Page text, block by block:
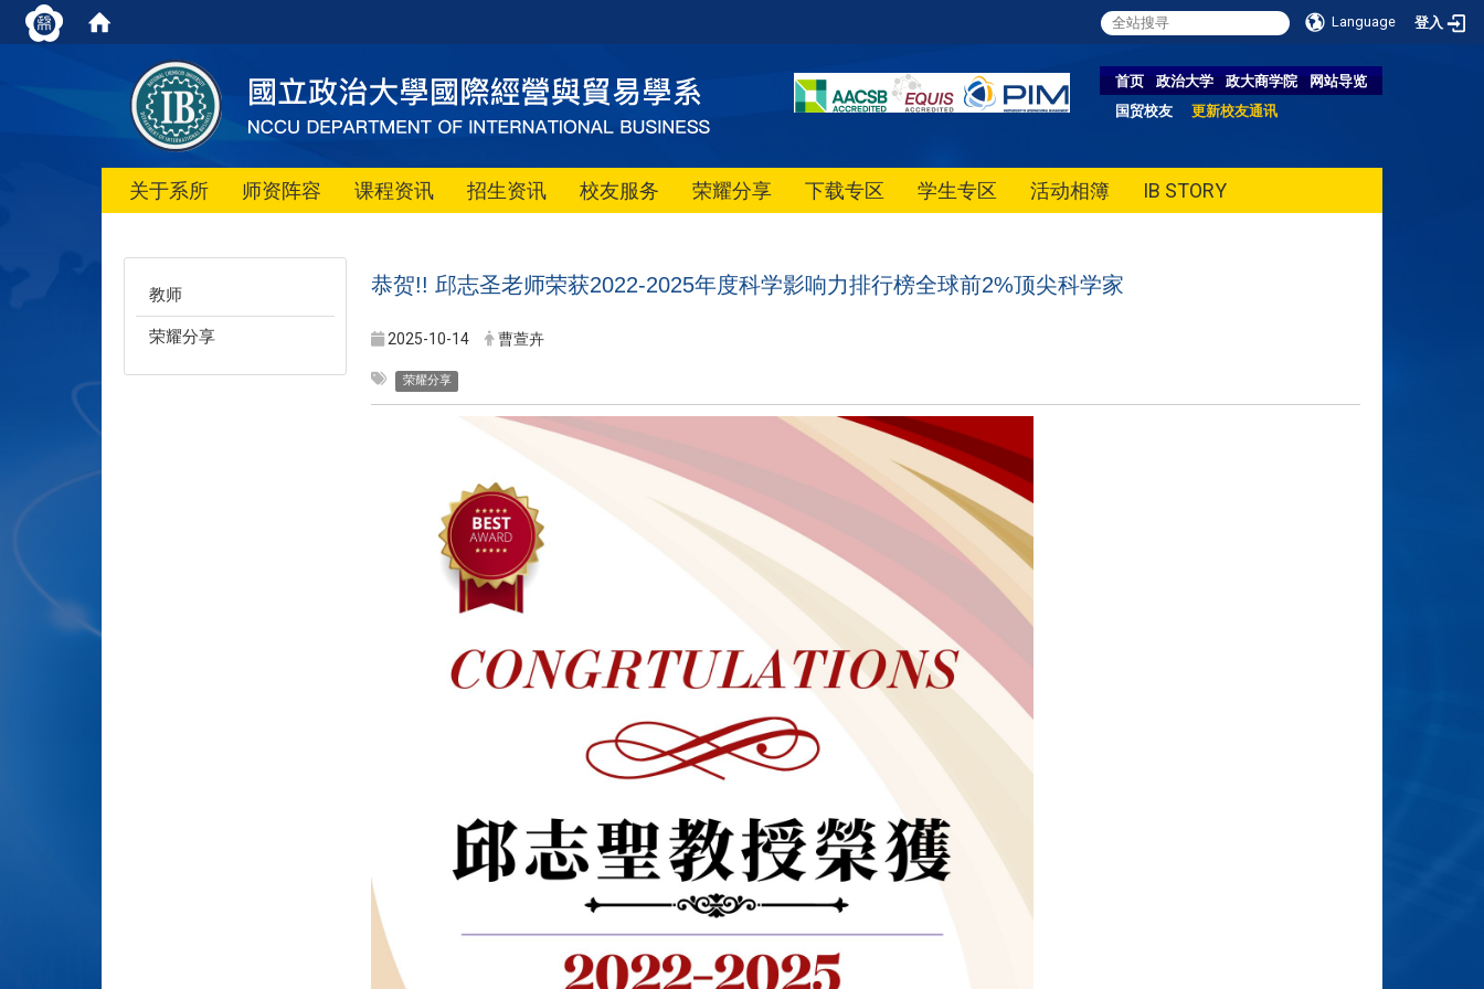
Language 登入
首页 政治大学 政大商学院
网站导览
国贸校友
更新校友通讯
关于系所 师资阵容 课程资讯 招生资讯 校友服务 荣耀分享 下载专区 学生专区 活动相簿 IB STORY
教师
荣耀分享
恭贺!! 邱志圣老师荣获2022-2025年度科学影响力排行榜全球前2%顶尖科学家
2025-10-14 曹萱卉
荣耀分享